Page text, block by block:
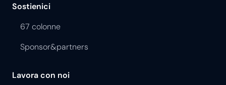
Sostienici
67 colonne
Sponsor&partners
Lavora con noi